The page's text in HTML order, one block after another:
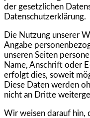
der gesetzlichen
Datenschutzerklärung.
Die Nutzung unserer
Angabe
unseren Seiten
Name, Anschrift oder
erfolgt dies, soweit
Diese Daten werden
nicht an Dritte
Wir weisen darauf hin,